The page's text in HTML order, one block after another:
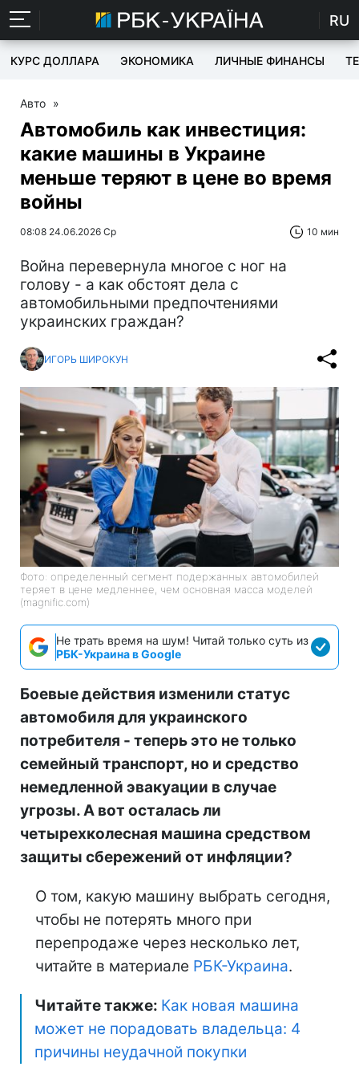
RU
КУРС ДОЛЛАРА ЭКОНОМИКА ЛИЧНЫЕ ФИНАНСЫ
Авто »
Автомобиль как инвестиция:
какие машины в Украине
меньше теряют в цене во время
войны
08:08 24.06.2026 Ср 10 мин
Война перевернула многое с ног на
голову - а как обстоят дела с
автомобильными предпочтениями
украинских граждан?
ИГОРЬ ШИРОКУН
Фото: определенный сегмент подержанных автомобилей
теряет в цене медленнее, чем основная масса моделей
(magnific.com)
Не трать время на шум! Читай только суть из
РБК-Украина в Google
Боевые действия изменили статус
автомобиля для украинского
потребителя - теперь это не только
семейный транспорт, но и средство
немедленной эвакуации в случае
угрозы. А вот осталась ли
четырехколесная машина средством
защиты сбережений от инфляции?
О том, какую машину выбрать сегодня,
чтобы не потерять много при
перепродаже через несколько лет,
читайте в материале РБК-Украина.
Читайте также: Как новая машина
может не порадовать владельца: 4
причины неудачной покупки